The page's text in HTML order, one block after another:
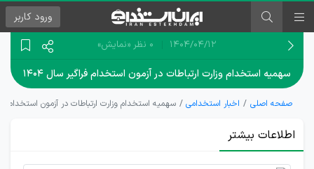
ورود کاربر
۱۴۰۴/۰۴/۱۲ 0 نظر «نمایش»
سهمیه استخدام وزارت ارتباطات در آزمون استخدام فراگیر سال ۱۴۰۴
صفحه اصلی اخبار استخدامی سهمیه استخدام وزارت ارتباطات در آزمون استخدام
اطلاعات بیشتر